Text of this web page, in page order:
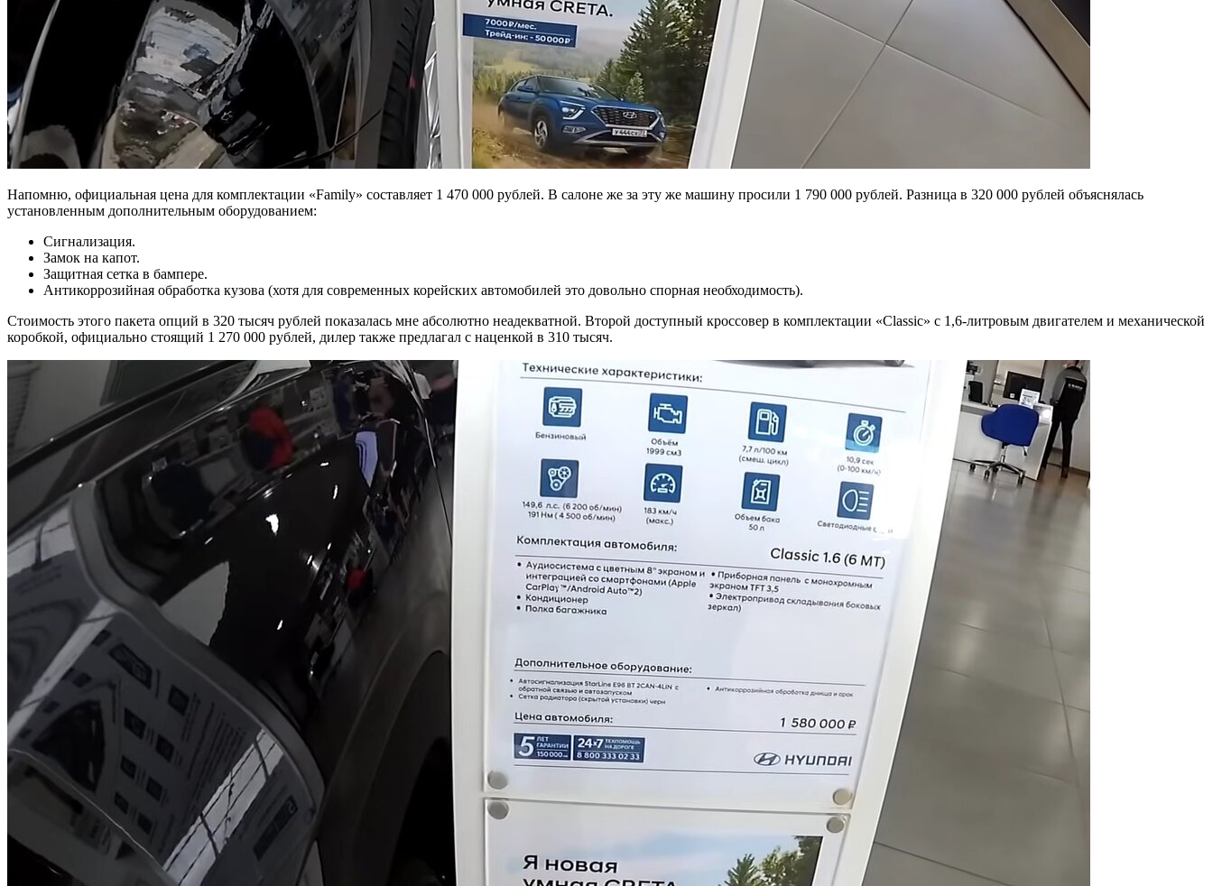
Напомню, официальная цена для комплектации «Family» составляет 1 470 000 рублей. В салоне же за эту же машину просили 1 790 000 рублей. Разница в 320 000 рублей объяснялась
установленным дополнительным оборудованием:
Сигнализация.
Замок на капот.
Защитная сетка в бампере.
Антикоррозийная обработка кузова (хотя для современных корейских автомобилей это довольно спорная необходимость).
Стоимость этого пакета опций в 320 тысяч рублей показалась мне абсолютно неадекватной. Второй доступный кроссовер в комплектации «Classic» с 1,6-литровым двигателем и механической
коробкой, официально стоящий 1 270 000 рублей, дилер также предлагал с наценкой в 310 тысяч.